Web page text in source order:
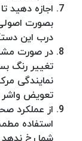
اجازه دهید
بصورت
درب این
در صورت
تغییر رنگ
نمایندگی
تعویض واشر
از عملکرد
استفاده